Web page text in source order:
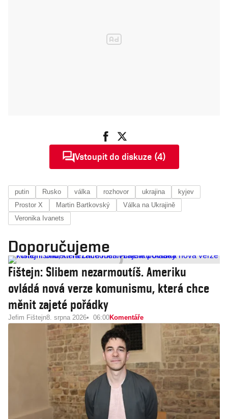
Vstoupit do diskuze (4)
putin Rusko válka rozhovor ukrajina
kyjev
Prostor X
Martin Bartkovský
Válka na Ukrajině
Veronika Ivanets
Doporučujeme
Fištejn: Slibem nezarmoutíš. Ameriku
ovládá nová verze komunismu, která chce
měnit zajeté pořádky
Jefim Fištejn8. srpna 2026 06:00Komentáře